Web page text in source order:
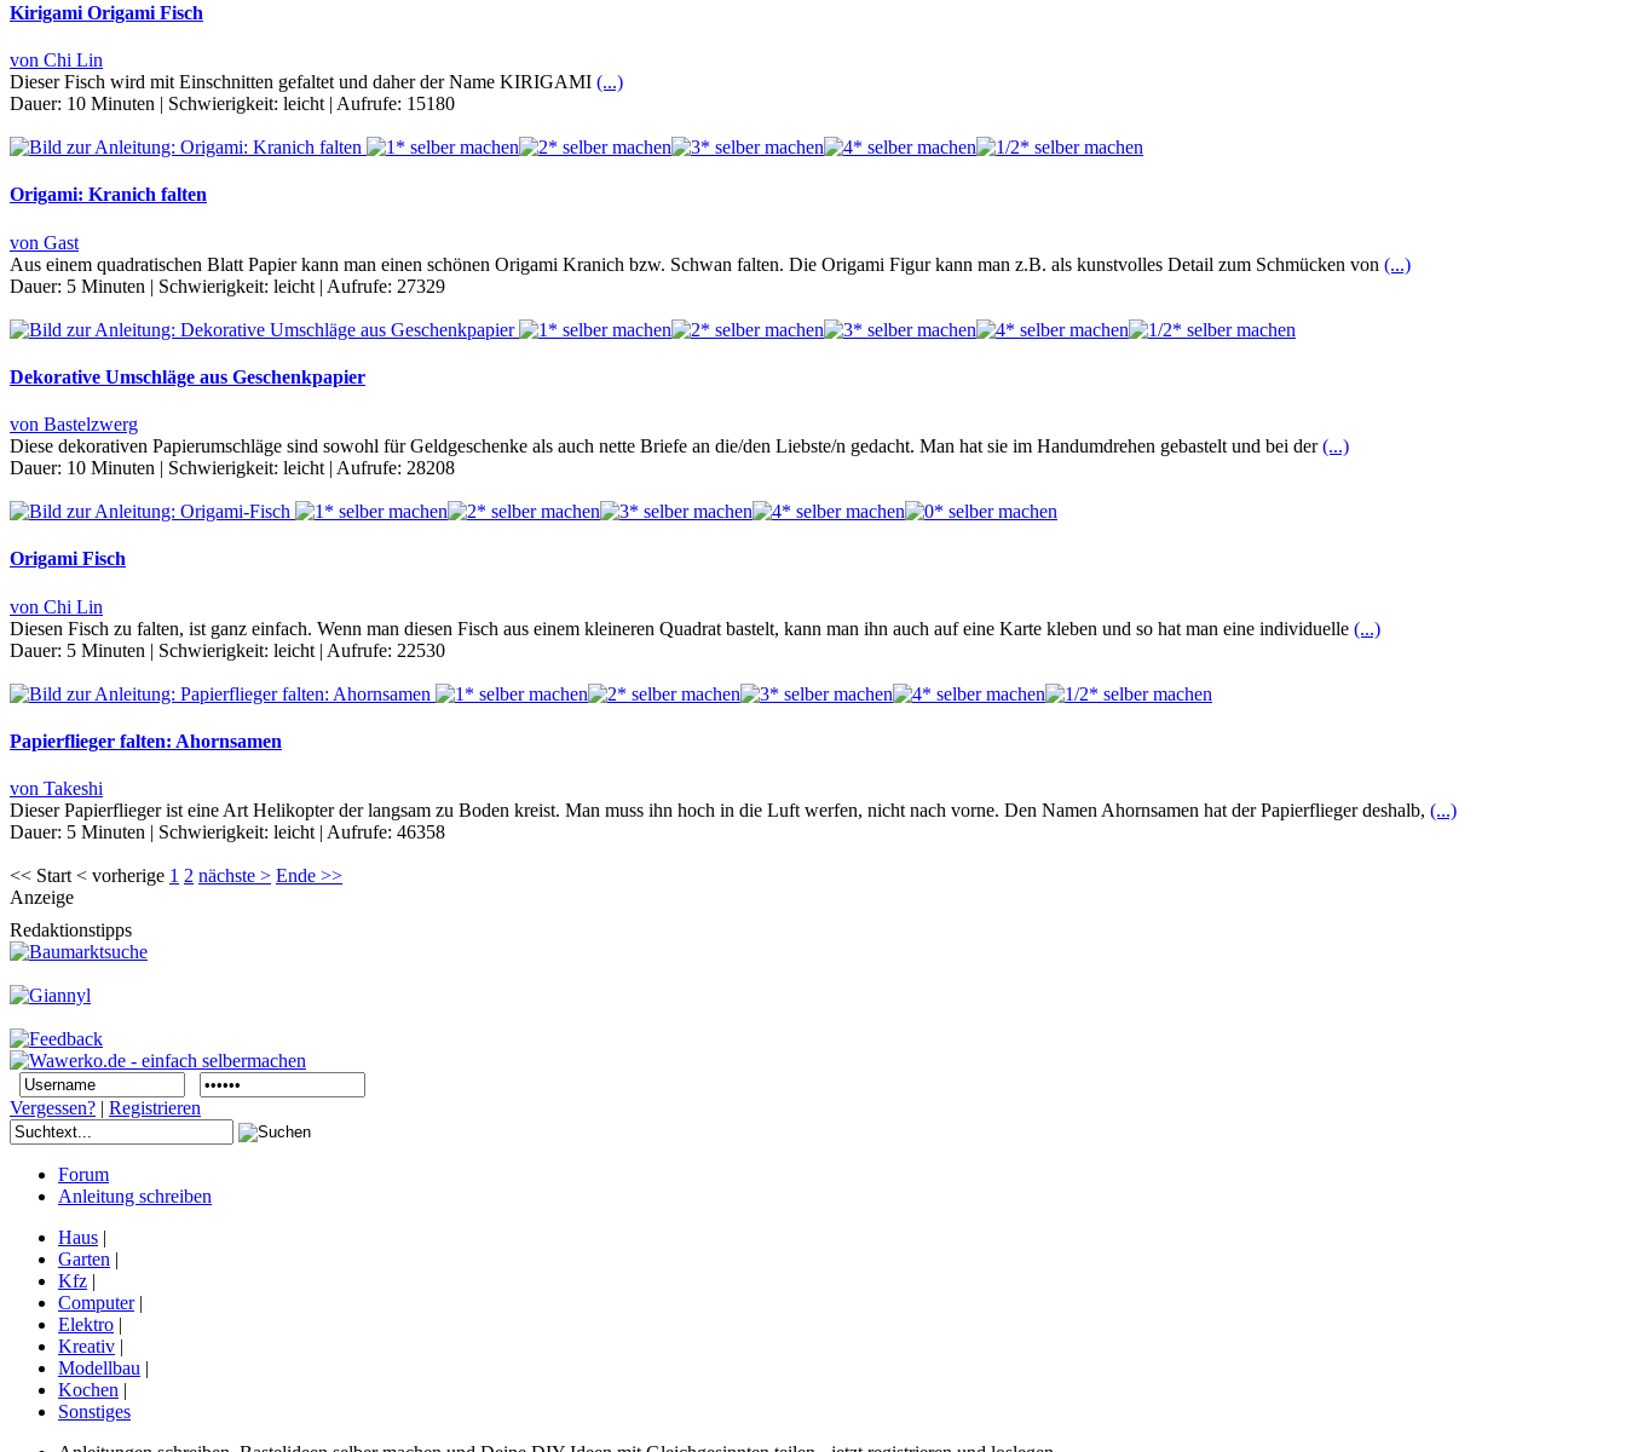
Kirigami Origami Fisch
von Chi Lin
Dieser Fisch wird mit Einschnitten gefaltet und daher der Name KIRIGAMI (...)
Dauer: 10 Minuten | Schwierigkeit: leicht | Aufrufe: 15180
Origami: Kranich falten
von Gast
Aus einem quadratischen Blatt Papier kann man einen schönen Origami Kranich bzw. Schwan falten. Die Origami Figur kann man z.B. als kunstvolles Detail zum Schmücken von (...)
Dauer: 5 Minuten | Schwierigkeit: leicht | Aufrufe: 27329
Dekorative Umschläge aus Geschenkpapier
von Bastelzwerg
Diese dekorativen Papierumschläge sind sowohl für Geldgeschenke als auch nette Briefe an die/den Liebste/n gedacht. Man hat sie im Handumdrehen gebastelt und bei der(...)
Dauer: 10 Minuten | Schwierigkeit: leicht | Aufrufe: 28208
Origami Fisch
von Chi Lin
Diesen Fisch zu falten, ist ganz einfach. Wenn man diesen Fisch aus einem kleineren Quadrat bastelt, kann man ihn auch auf eine Karte kleben und so hat man eine individuelle (...)
Dauer: 5 Minuten | Schwierigkeit: leicht | Aufrufe: 22530
Papierflieger falten: Ahornsamen
von Takeshi
Dieser Papierflieger ist eine Art Helikopter der langsam zu Boden kreist. Man muss ihn hoch in die Luft werfen, nicht nach vorne. Den Namen Ahornsamen hat der Papierflieger deshalb, (...)
Dauer: 5 Minuten | Schwierigkeit: leicht | Aufrufe: 46358
<< Start < vorherige 1 2 nächste > Ende >>
Anzeige
Redaktionstipps
Vergessen? | Registrieren
Forum
Anleitung schreiben
Haus |
Garten |
Kfz |
Computer|
Elektro |
Kreativ |
Modellbau |
Kochen |
Sonstiges